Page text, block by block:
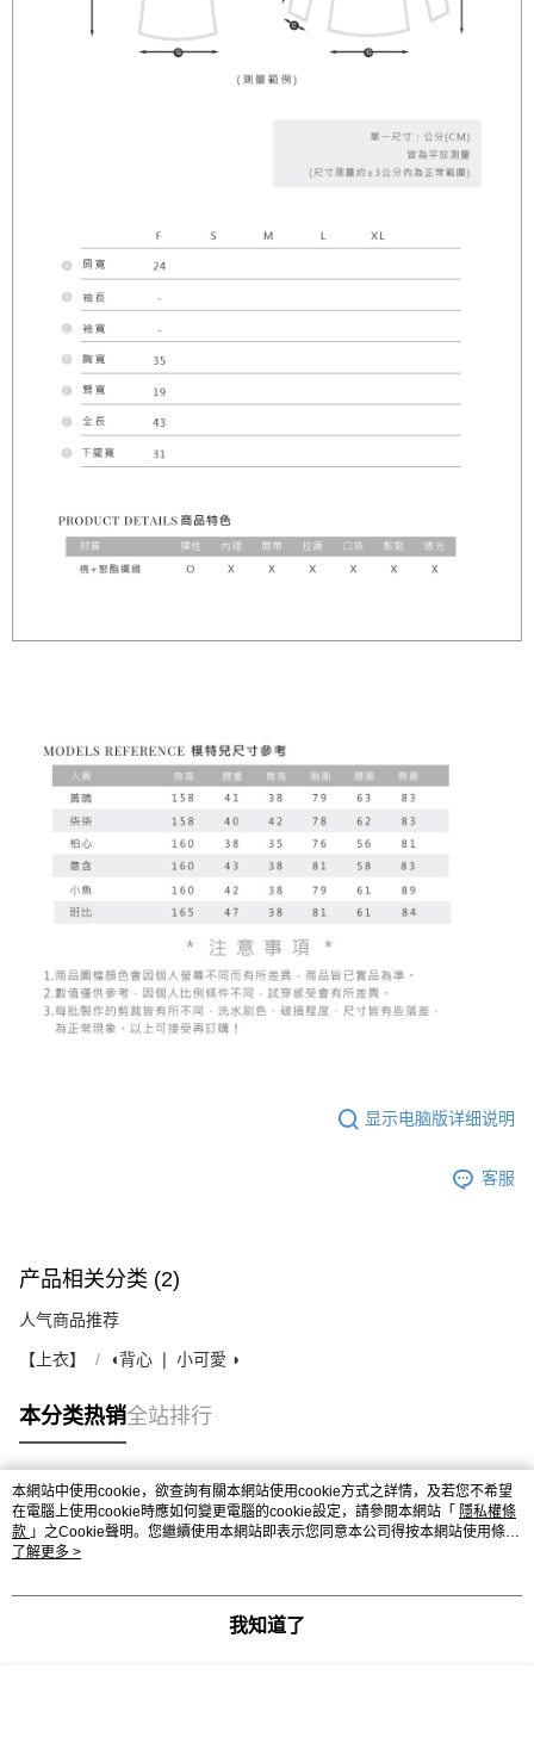
显示电脑版详细说明
客服
产品相关分类 (2)
人气商品推荐
【上衣】 ◖背心 ❘ 小可愛 ◗
本分类热销全站排行
热门标签
本網站中使用cookie，欲查詢有關本網站使用cookie方式之詳情，及若您不希望
在電腦上使用cookie時應如何變更電腦的cookie設定，請參閱本網站「 隱私權條
款 」之Cookie聲明。您繼續使用本網站即表示您同意本公司得按本網站使用條款
之Cookie聲明使用cookie。
了解更多 >
我知道了